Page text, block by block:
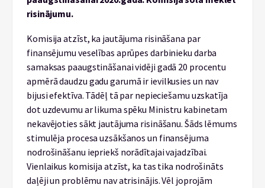
risinājumu.
Komisija atzīst, ka jautājuma risināšana par
finansējumu veselības aprūpes darbinieku darba
samaksas paaugstināšanai vidēji gadā 20 procentu
apmērā daudzu gadu garumā ir ievilkusies un nav
bijusi efektīva. Tādēļ tā par nepieciešamu uzskatīja
dot uzdevumu ar likuma spēku Ministru kabinetam
nekavējoties sākt jautājuma risināšanu. Šāds lēmums
stimulēja procesa uzsākšanos un finansējuma
nodrošināšanu iepriekš norādītajai vajadzībai.
Vienlaikus komisija atzīst, ka tas tika nodrošināts
daļēji un problēmu nav atrisinājis. Vēl joprojām